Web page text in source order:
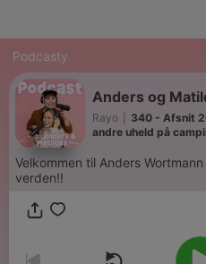
Podcasty
Anders og
Rayo
340 - Afsnit
andre uheld på
Velkommen til Anders
verden!!